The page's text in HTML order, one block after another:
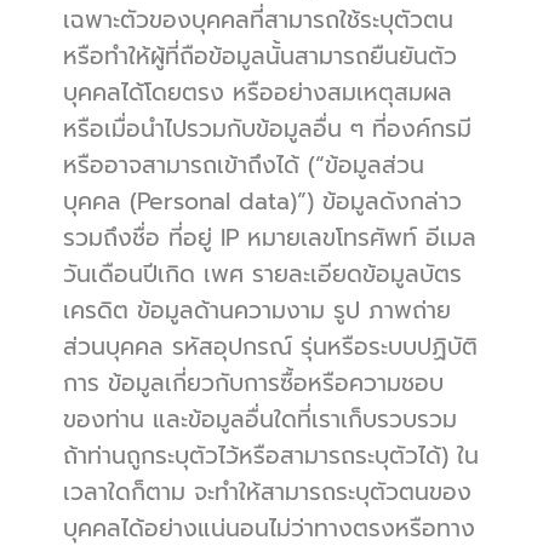
เฉพาะตัวของบุคคลที่สามารถใช้ระบุตัวตน
หรือทำให้ผู้ที่ถือข้อมูลนั้นสามารถยืนยันตัว
บุคคลได้โดยตรง หรืออย่างสมเหตุสมผล
หรือเมื่อนำไปรวมกับข้อมูลอื่น ๆ ที่องค์กรมี
หรืออาจสามารถเข้าถึงได้ (“ข้อมูลส่วน
บุคคล (Personal data)”) ข้อมูลดังกล่าว
รวมถึงชื่อ ที่อยู่ IP หมายเลขโทรศัพท์ อีเมล
วันเดือนปีเกิด เพศ รายละเอียดข้อมูลบัตร
เครดิต ข้อมูลด้านความงาม รูป ภาพถ่าย
ส่วนบุคคล รหัสอุปกรณ์ รุ่นหรือระบบปฏิบัติ
การ ข้อมูลเกี่ยวกับการซื้อหรือความชอบ
ของท่าน และข้อมูลอื่นใดที่เราเก็บรวบรวม
ถ้าท่านถูกระบุตัวไว้หรือสามารถระบุตัวได้) ใน
เวลาใดก็ตาม จะทำให้สามารถระบุตัวตนของ
บุคคลได้อย่างแน่นอนไม่ว่าทางตรงหรือทาง